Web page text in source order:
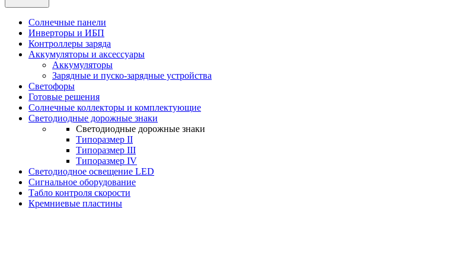
Солнечные панели
Инверторы и ИБП
Контроллеры заряда
Аккумуляторы и аксессуары
Аккумуляторы
Зарядные и пуско-зарядные устройства
Светофоры
Готовые решения
Солнечные коллекторы и комплектующие
Светодиодные дорожные знаки
Светодиодные дорожные знаки
Типоразмер II
Типоразмер III
Типоразмер IV
Светодиодное освещение LED
Сигнальное оборудование
Табло контроля скорости
Кремниевые пластины